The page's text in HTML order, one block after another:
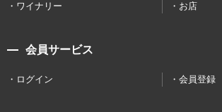
ワイナリー お店
会員サービス
ログイン 会員登録